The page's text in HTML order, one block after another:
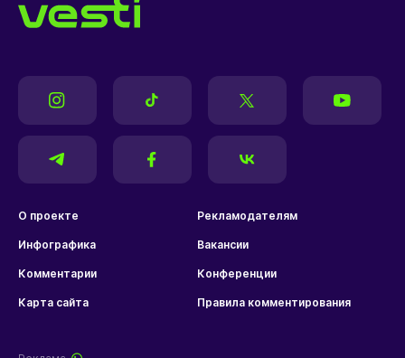
О проекте Рекламодателям
Инфографика Вакансии
Комментарии Конференции
Карта сайта Правила комментирования